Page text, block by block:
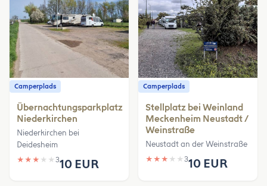
Camperplads
Übernachtungsparkplatz
Niederkirchen
Niederkirchen bei
Deidesheim
★ ★ ★ ★ ★ 310 EUR
Camperplads
Stellplatz bei Weinland
Meckenheim Neustadt /
Weinstraße
Neustadt an der Weinstraße
★ ★ ★ ★ ★ 310 EUR